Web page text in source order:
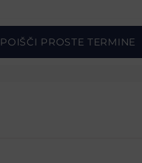
POIŠČI PROSTE TERMINE